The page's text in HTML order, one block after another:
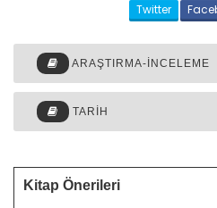
Twitter
ARAŞTIRMA-İNCELEME
TARIH
Kitap Önerileri